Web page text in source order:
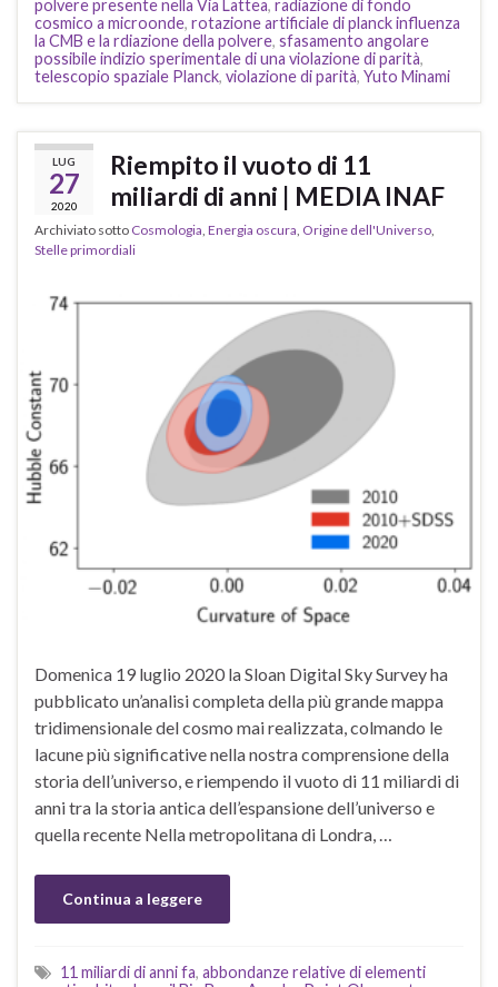
polvere presente nella Via Lattea, radiazione di fondo
cosmico a microonde, rotazione artificiale di planck influenza
la CMB e la rdiazione della polvere, sfasamento angolare
possibile indizio sperimentale di una violazione di parità,
telescopio spaziale Planck, violazione di parità, Yuto Minami
LUG
27
2020
Riempito il vuoto di 11
miliardi di anni | MEDIA INAF
Archiviato sotto Cosmologia Energia oscura Origine dell'Universo
Stelle primordiali
Domenica 19 luglio 2020 la Sloan Digital Sky Survey ha
pubblicato un’analisi completa della più grande mappa
tridimensionale del cosmo mai realizzata, colmando le
lacune più significative nella nostra comprensione della
storia dell’universo, e riempendo il vuoto di 11 miliardi di
anni tra la storia antica dell’espansione dell’universo e
quella recente Nella metropolitana di Londra, …
Continua a leggere
11 miliardi di anni fa, abbondanze relative di elementi